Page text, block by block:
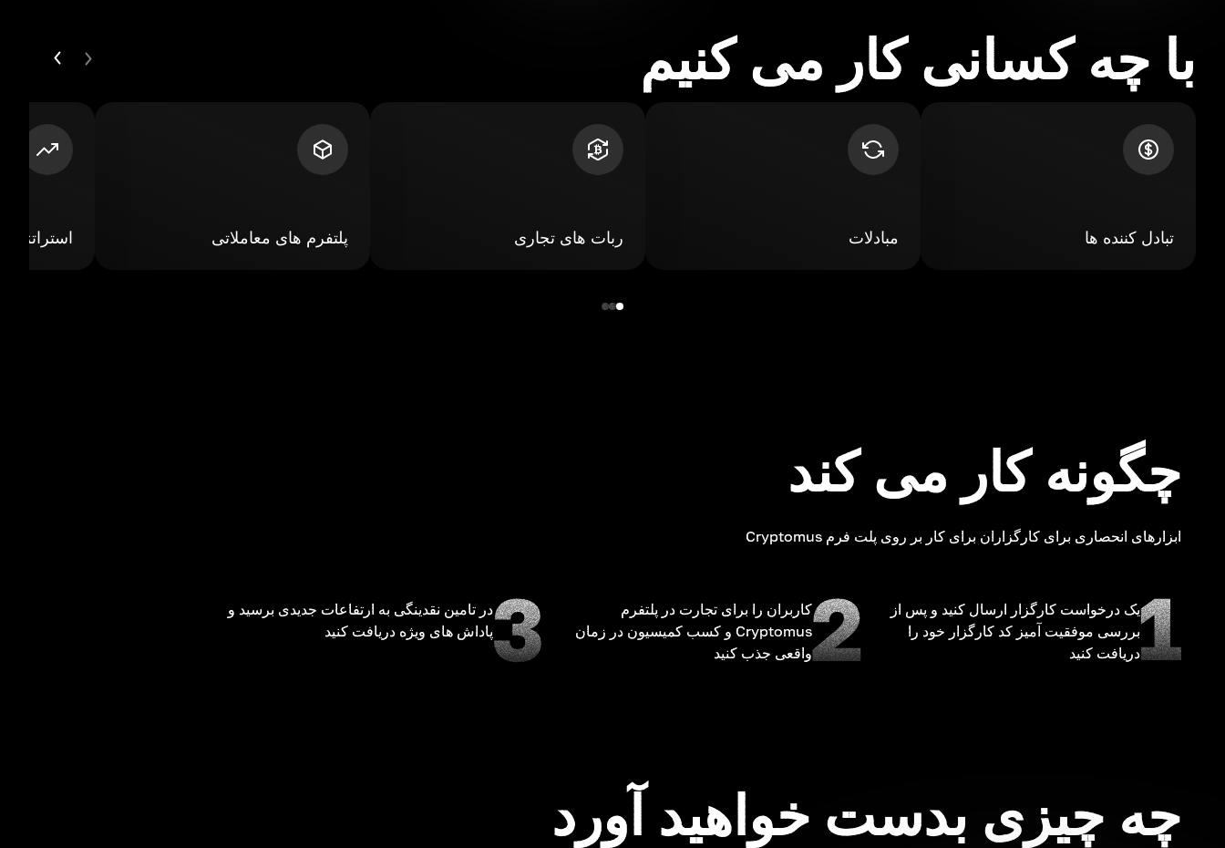
با چه کسانی کار می کنیم
تبادل کننده ها مبادلات ربات های تجاری پلتفرم های معاملاتی استراتژی
چگونه کار می کند
ابزارهای انحصاری برای کارگزاران برای کار بر روی پلت فرم Cryptomus
یک درخواست کارگزار ارسال کنید و پس از
بررسی موفقیت آمیز کد کارگزار خود را
دریافت کنید
کاربران را برای تجارت در پلتفرم
Cryptomus و کسب کمیسیون در زمان
واقعی جذب کنید
در تامین نقدینگی به ارتفاعات جدیدی برسید و
پاداش های ویژه دریافت کنید
چه چیزی بدست خواهید آورد